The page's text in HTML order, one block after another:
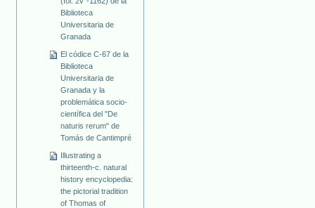
Biblioteca
Universitaria de
Granada
El códice C-67 de la
Biblioteca
Universitaria de
Granada y la
problemática socio-
científica del "De
naturis rerum" de
Tomás de Cantimpré
Illustrating a
thirteenth-c. natural
history encyclopedia:
the pictorial tradition
of Thomas of